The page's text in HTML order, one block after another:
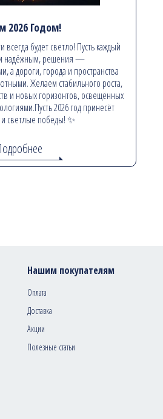
2026 Годом!
всегда будет светло! Пусть каждый
и надёжным, решения —
а дороги, города и пространства
Желаем стабильного роста,
и новых горизонтов, освещённых
2026 год принесёт
светлые победы! ✨
Нашим покупателям
Оплата
Доставка
Акции
Полезные статьи